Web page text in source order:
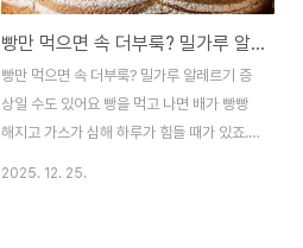
빵만 먹으면 속 더부룩? 밀가루 알레르기 증상 일 수도 있다
빵만 먹으면 속 더부룩? 밀가루 알레르기 증
상일 수도 있어요 빵을 먹고 나면 배가 빵빵
해지고 가스가 심해 하루가 힘들 때가 있죠.
2025. 12. 25.